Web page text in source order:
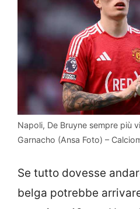
Napoli, De Bruyne sempre più
Garnacho (Ansa Foto) –
Se tutto dovesse
belga potrebbe